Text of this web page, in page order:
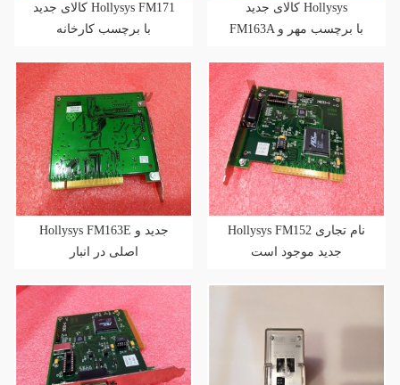
کالای جدید Hollysys FM171
با برچسب کارخانه
کالای جدید Hollysys
FM163A با برچسب مهر و
Hollysys FM163E جدید و
اصلی در انبار
Hollysys FM152 نام تجاری
جدید موجود است